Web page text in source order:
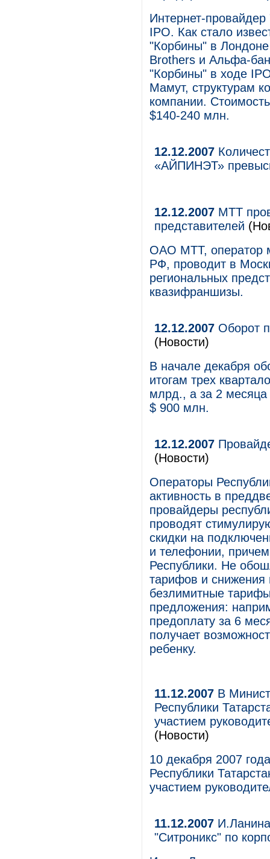
Интернет-
IPO. Как стало
"Корбины" в Лондоне
Brothers и Альфа-
"Корбины" в ходе
Мамут, структурам
компании.
$140-240 млн.
12.12.2007
«АЙПИНЭТ»
12.12.2007 МТТ
представителей
ОАО МТТ, оператор
РФ, проводит в
региональных
квазифраншизы.
12.12.2007 Оборот
(Новости)
В начале декабря
итогам трех
млрд., а за 2 месяца
$ 900 млн.
12.12.2007
(Новости)
Операторы
активность в
провайдеры
проводят
скидки на
и телефонии,
Республики. Не
тарифов и снижения
безлимитные
предложения:
предоплату за 6
получает
ребенку.
11.12.2007 В
Республики
участием
(Новости)
10 декабря 2007
Республики
участием
11.12.2007
"Ситроникс" по